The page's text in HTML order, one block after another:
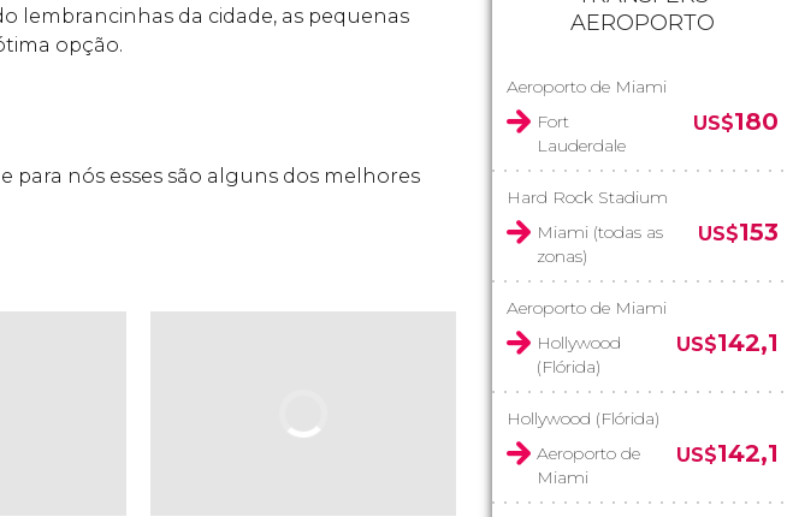
lembrancinhas da cidade, as pequenas
opção.
para nós esses são alguns dos melhores
AEROPORTO
Aeroporto de Miami
Fort
Lauderdale
US$180
Hard Rock Stadium
Miami (todas as
zonas)
US$153
Aeroporto de Miami
Hollywood
(Flórida)
US$142,1
Hollywood (Flórida)
Aeroporto de
Miami
US$142,1